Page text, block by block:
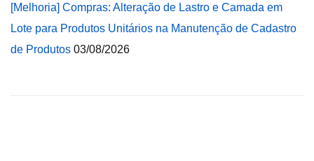
[Melhoria] Compras: Alteração de Lastro e Camada em
Lote para Produtos Unitários na Manutenção de Cadastro
de Produtos 03/08/2026